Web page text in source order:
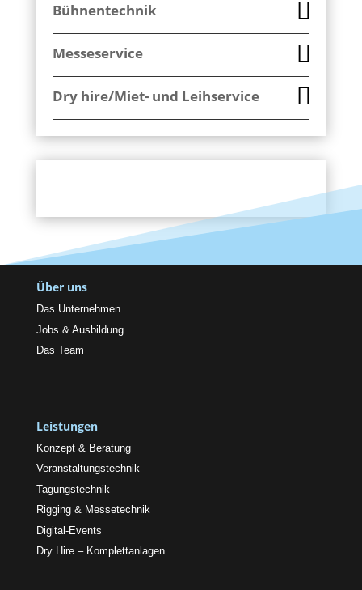
Bühnentechnik
Messeservice
Dry hire/Miet- und Leihservice
Über uns
Das Unternehmen
Jobs & Ausbildung
Das Team
Leistungen
Konzept & Beratung
Veranstaltungstechnik
Tagungstechnik
Rigging & Messetechnik
Digital-Events
Dry Hire – Komplettanlagen